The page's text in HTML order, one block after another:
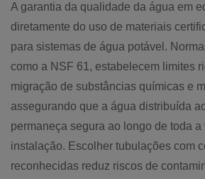
A garantia da qualidade da água em
diretamente do uso de materiais
para sistemas de água potável.
como a NSF 61, estabelecem limites
migração de substâncias químicas e
assegurando que a água distribuída
permaneça segura ao longo de toda a
instalação. Escolher tubulações com
reconhecidas reduz riscos de